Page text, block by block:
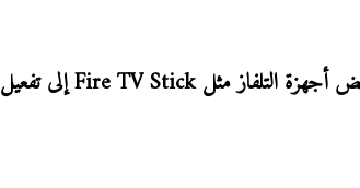
ويشترط أن يكون الهاتف والتلفاز على نفس شبكة الواي فاي، وقد تحتاج بعض أجهزة التلفاز مثل Fire TV Stick إلى تفعيل